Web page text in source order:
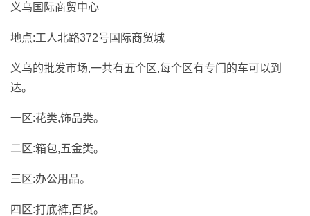
义乌国际商贸中心
地点:工人北路372号国际商贸城
义乌的批发市场,一共有五个区,每个区有专门的车可以到
达。
一区:花类,饰品类。
二区:箱包,五金类。
三区:办公用品。
四区:打底裤,百货。